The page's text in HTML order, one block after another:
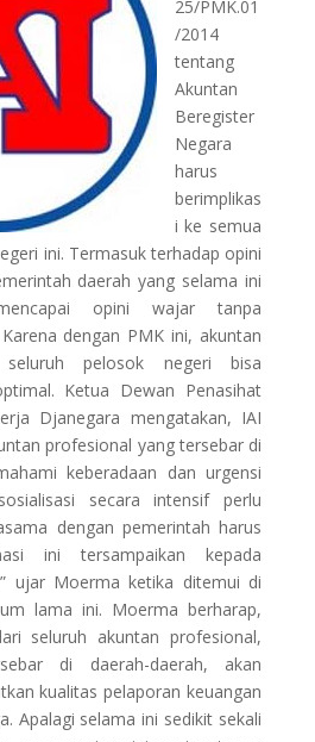
25/PMK.01
/2014
tentang
Akuntan
Beregister
Negara
harus
berimplikas
i ke semua
ini. Termasuk terhadap opini
daerah yang selama ini
opini wajar tanpa
dengan PMK ini, akuntan
pelosok negeri bisa
Ketua Dewan Penasihat
Djanegara mengatakan, IAI
profesional yang tersebar di
keberadaan dan urgensi
secara intensif perlu
dengan pemerintah harus
ini tersampaikan kepada
ujar Moerma ketika ditemui di
lama ini. Moerma berharap,
seluruh akuntan profesional,
di daerah-daerah, akan
kualitas pelaporan keuangan
Apalagi selama ini sedikit sekali